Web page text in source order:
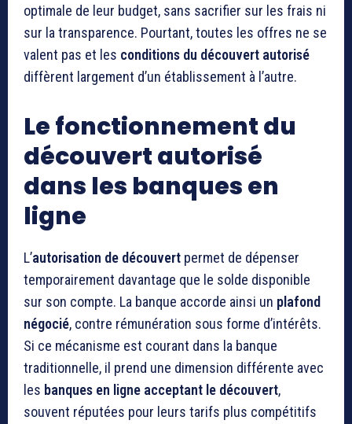
optimale de leur budget, sans sacrifier sur les frais ni
sur la transparence. Pourtant, toutes les offres ne se
valent pas et les conditions du découvert autorisé
diffèrent largement d’un établissement à l’autre.
Le fonctionnement du
découvert autorisé
dans les banques en
ligne
L’autorisation de découvert permet de dépenser
temporairement davantage que le solde disponible
sur son compte. La banque accorde ainsi un plafond
négocié, contre rémunération sous forme d’intérêts.
Si ce mécanisme est courant dans la banque
traditionnelle, il prend une dimension différente avec
les banques en ligne acceptant le découvert,
souvent réputées pour leurs tarifs plus compétitifs